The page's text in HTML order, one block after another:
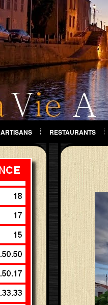
ARTISANS RESTAURANTS